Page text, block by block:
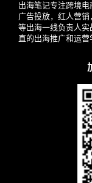
出海笔记专注跨境
广告投放，红人营
等出海一线负责人
直的出海推广和运营